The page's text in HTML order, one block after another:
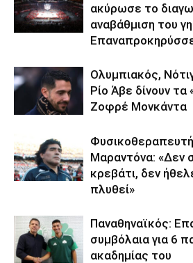
ακύρωσε το
αναβάθμιση του
Ολυμπιακός,
Ρίο Άβε δίνουν τα
Ζοφρέ Μονκάντα
Μαραντόνα: «Δεν
κρεβάτι, δεν
πλυθεί»
Παναθηναϊκός:
συμβόλαια για 6
ακαδημίας του